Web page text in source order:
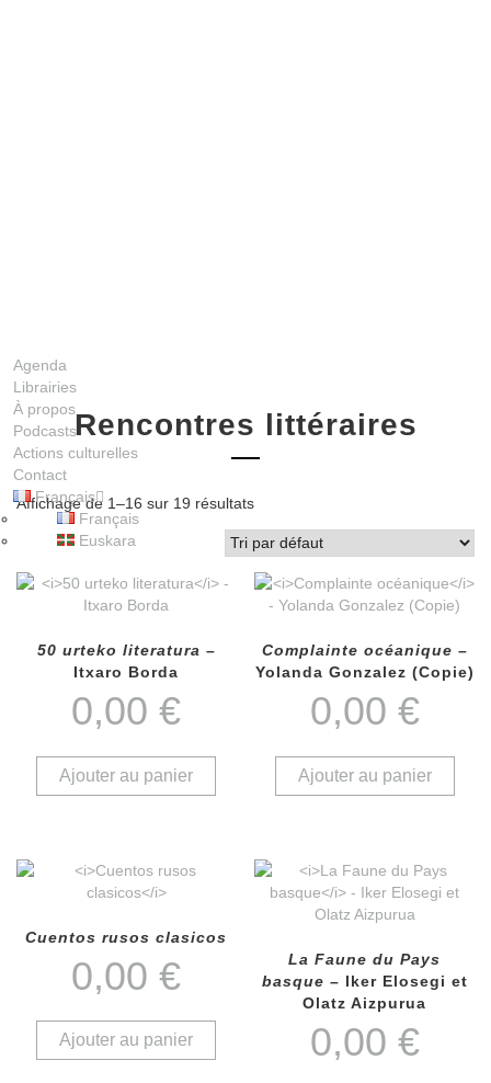
Agenda
Librairies
À propos
Podcasts
Actions culturelles
Contact
Français
Français
Euskara
Rencontres littéraires
Affichage de 1–16 sur 19 résultats
50 urteko literatura –
Itxaro Borda
0,00€
Ajouter au panier
Complainte océanique –
Yolanda Gonzalez (Copie)
0,00 €
Ajouter au panier
Cuentos rusos clasicos
0,00€
Ajouter au panier
La Faune du Pays
basque – Iker Elosegi et
Olatz Aizpurua
0,00 €